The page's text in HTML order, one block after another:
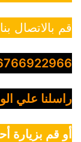
قم بالاتصال
راسلنا علي
أو قم بزيارة